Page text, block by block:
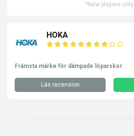
*New players only
HOKA
Främsta märke för dämpade löparskor
Läs recension